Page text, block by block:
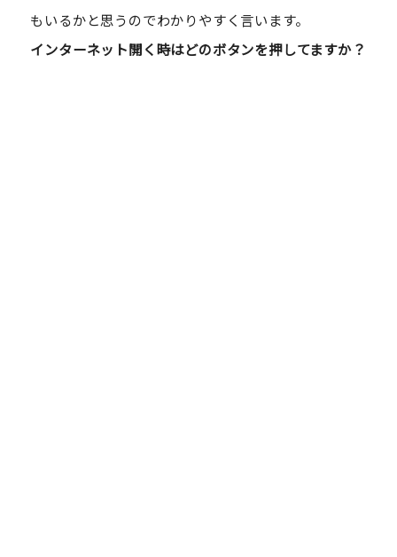
もいるかと思うのでわかりやすく言います。
インターネット開く時はどのボタンを押してますか？